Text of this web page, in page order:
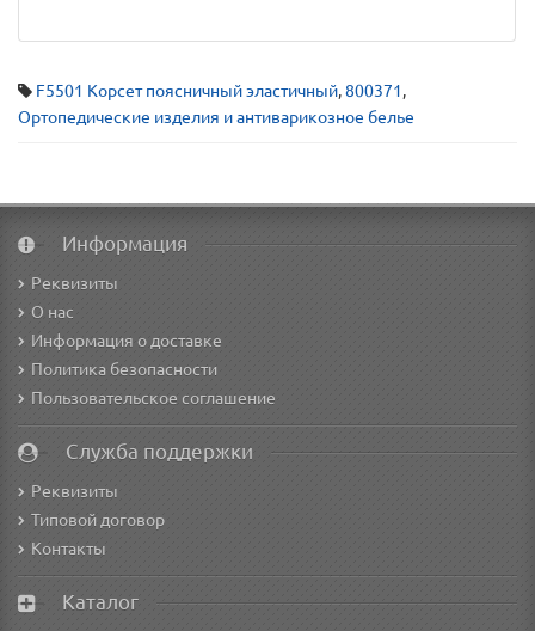
F5501 Корсет поясничный эластичный,800371,
Ортопедические изделия и антиварикозное белье
Информация
Реквизиты
О нас
Информация о доставке
Политика безопасности
Пользовательское соглашение
Служба поддержки
Реквизиты
Типовой договор
Контакты
Каталог